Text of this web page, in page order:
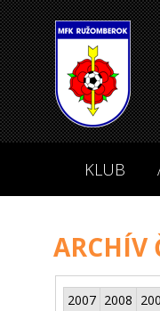
KLUB
ARCHÍV
2007 2008